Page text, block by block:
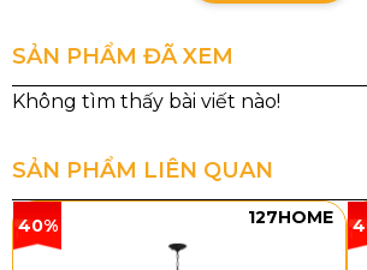
Mã sản
Loại
OT37T5
LED 3
Mica
H100
SẢN PHẨM ĐÃ XEM
SẢN PHẨM LIÊN QUAN
40% 127HOME